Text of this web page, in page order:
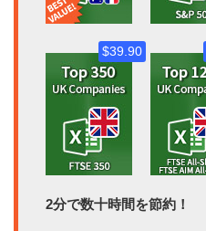
$39.90
2分で数十時間を節約！